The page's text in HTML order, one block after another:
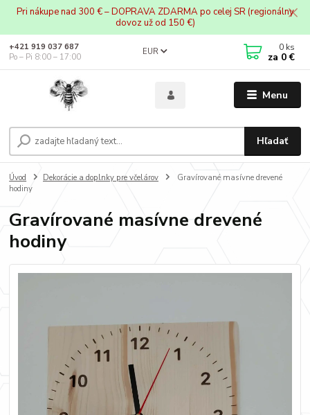
Pri nákupe nad 300 € – DOPRAVA ZDARMA po celej SR (regionálny
dovoz už od 150 €)
Menu
EUR
Hľadať
+421 919 037 687
Po – Pi 8:00 – 17:00
0 ks
za 0 €
Úvod Dekorácie a doplnky pre včelárov
Gravírované masívne drevené
hodiny
Gravírované masívne drevené
hodiny